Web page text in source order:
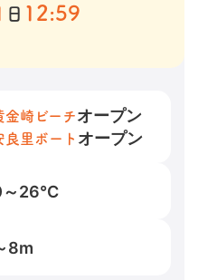
日 12:59
金崎ビーチオープン
良里ボート オープン
26℃
8m